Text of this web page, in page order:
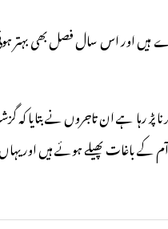
اور اس سال فصل بھی بہتر
پڑ رہا ہے ان تاجروں نے
باغات پھیلے ہوئے ہیں اور